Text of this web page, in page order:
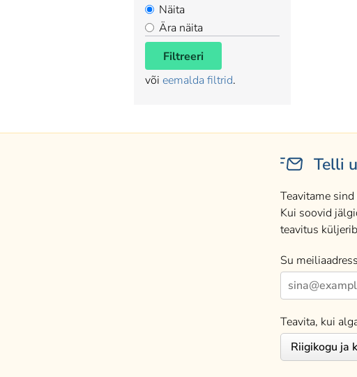
Näita
Ära näita
Filtreeri
või eemalda filtrid.
Telli
Teavitame
Kui soovid
teavitus
Su meiliaadress
Teavita, kui